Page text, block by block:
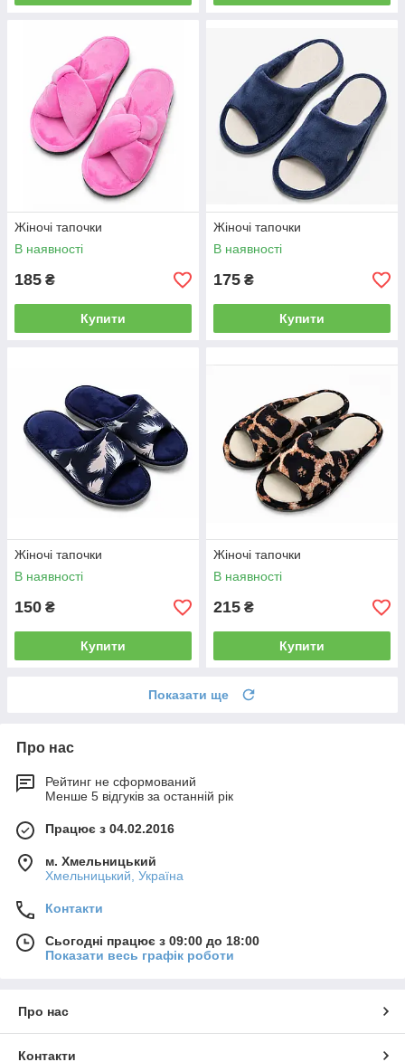
Жіночі тапочки
В наявності
185 ₴
Купити
Жіночі тапочки
В наявності
175 ₴
Купити
Жіночі тапочки
В наявності
150 ₴
Купити
Жіночі тапочки
В наявності
215 ₴
Купити
Показати ще
Про нас
Рейтинг не сформований
Менше 5 відгуків за останній рік
Працює з 04.02.2016
м. Хмельницький
Хмельницький, Україна
Контакти
Сьогодні працює з 09:00 до 18:00
Показати весь графік роботи
Про нас
Контакти